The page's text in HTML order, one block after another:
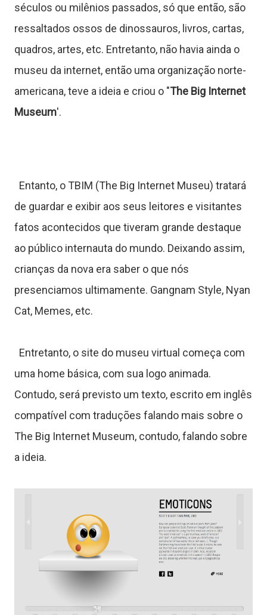
séculos ou milênios passados, só que então, são
ressaltados ossos de dinossauros, livros, cartas,
quadros, artes, etc. Entretanto, não havia ainda o
museu da internet, então uma organização norte-
americana, teve a ideia e criou o "The Big Internet
Museum'.
Entanto, o TBIM (The Big Internet Museu) tratará
de guardar e exibir aos seus leitores e visitantes
fatos acontecidos que tiveram grande destaque
ao público internauta do mundo. Deixando assim,
crianças da nova era saber o que nós
presenciamos ultimamente. Gangnam Style, Nyan
Cat, Memes, etc.
Entretanto, o site do museu virtual começa com
uma home básica, com sua logo animada.
Contudo, será previsto um texto, escrito em inglês
compatível com traduções falando mais sobre o
The Big Internet Museum, contudo, falando sobre
a ideia.